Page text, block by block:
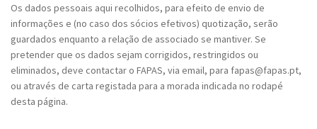
C
H
A
Os dados pessoais aqui recolhidos, para efeito de envio de
informações e (no caso dos sócios efetivos) quotização, serão
guardados enquanto a relação de associado se mantiver. Se
pretender que os dados sejam corrigidos, restringidos ou
eliminados, deve contactar o FAPAS, via email, para fapas@fapas.pt,
ou através de carta registada para a morada indicada no rodapé
desta página.